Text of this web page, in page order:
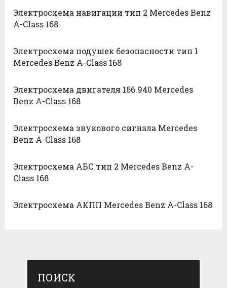
Электросхема навигации тип 2 Mercedes Benz
A-Class 168
Электросхема подушек безопасности тип 1
Mercedes Benz A-Class 168
Электросхема двигателя 166.940 Mercedes
Benz A-Class 168
Электросхема звукового сигнала Mercedes
Benz A-Class 168
Электросхема АБС тип 2 Mercedes Benz A-
Class 168
Электросхема АКПП Mercedes Benz A-Class 168
ПОИСК